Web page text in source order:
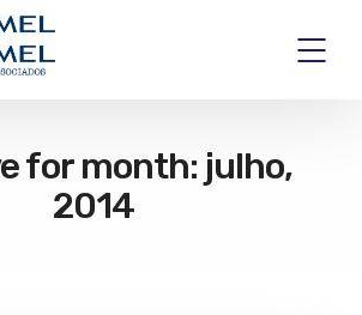
for month: julho,
2014